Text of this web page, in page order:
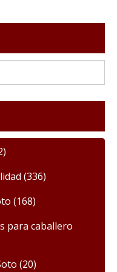
(336)
(168)
para caballero
(20)